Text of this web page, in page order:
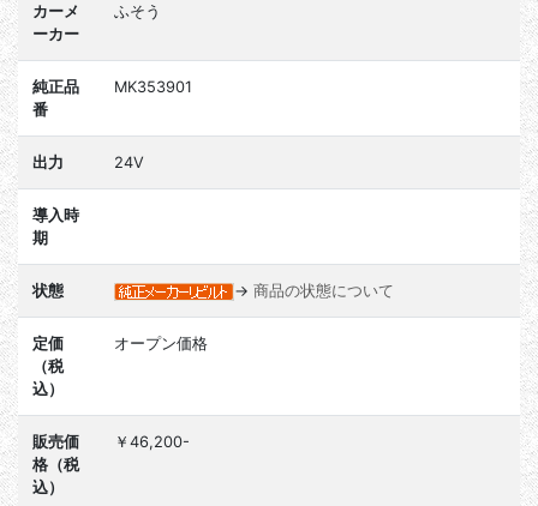
カーメ
ーカー
ふそう
純正品
番
MK353901
出力 24V
導入時
期
状態 → 商品の状態について
定価
（税
込）
オープン価格
販売価
格（税
込）
￥46,200-